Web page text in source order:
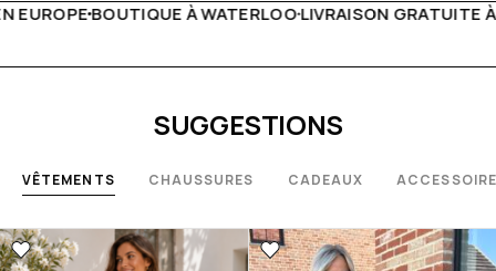
LIVRAISON GRATUITE À PARTIR DE 150€LIVE
SUGGESTIONS
VÊTEMENTS CHAUSSURES CADEAUX